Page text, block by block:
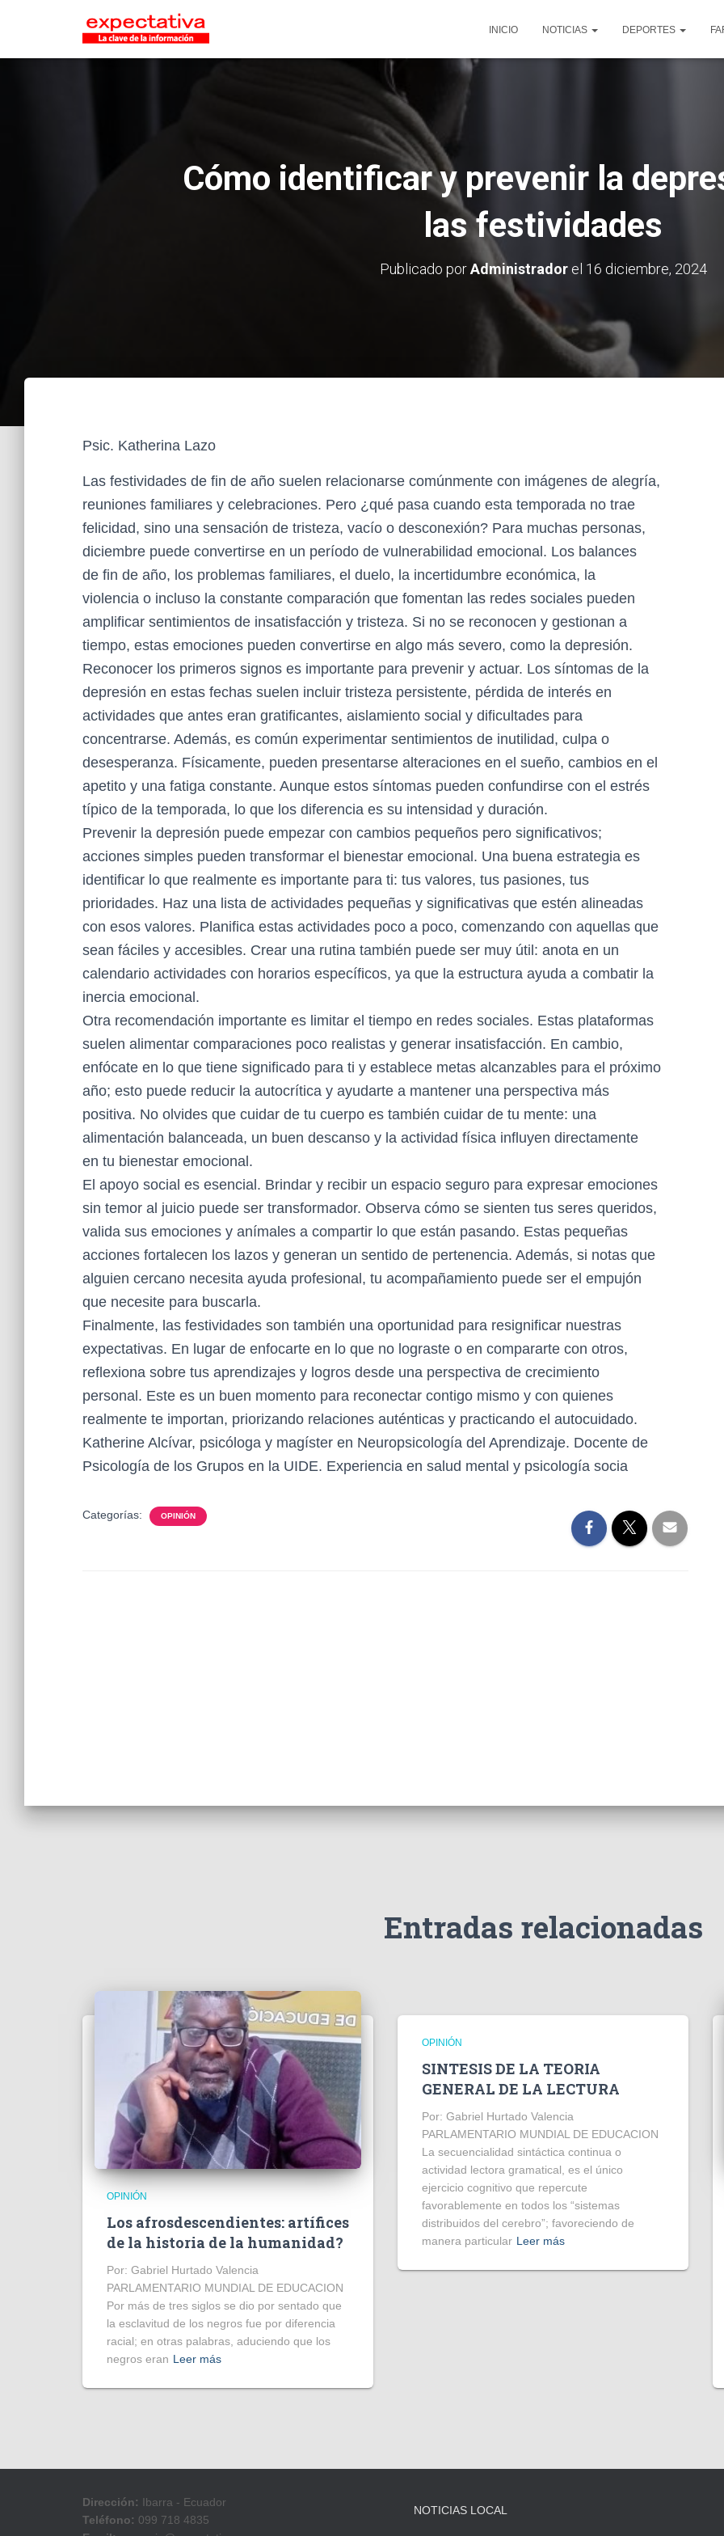
INICIO NOTICIAS DEPORTES
Cómo identificar y prevenir la
las festividades
Publicado porAdministradorel 16 diciembre, 2024
Psic. Katherina Lazo
Las festividades de fin de año suelen relacionarse comúnmente con imágenes de alegría,
reuniones familiares y celebraciones. Pero ¿qué pasa cuando esta temporada no trae
felicidad, sino una sensación de tristeza, vacío o desconexión? Para muchas personas,
diciembre puede convertirse en un período de vulnerabilidad emocional. Los balances
de fin de año, los problemas familiares, el duelo, la incertidumbre económica, la
violencia o incluso la constante comparación que fomentan las redes sociales pueden
amplificar sentimientos de insatisfacción y tristeza. Si no se reconocen y gestionan a
tiempo, estas emociones pueden convertirse en algo más severo, como la depresión.
Reconocer los primeros signos es importante para prevenir y actuar. Los síntomas de la
depresión en estas fechas suelen incluir tristeza persistente, pérdida de interés en
actividades que antes eran gratificantes, aislamiento social y dificultades para
concentrarse. Además, es común experimentar sentimientos de inutilidad, culpa o
desesperanza. Físicamente, pueden presentarse alteraciones en el sueño, cambios en el
apetito y una fatiga constante. Aunque estos síntomas pueden confundirse con el estrés
típico de la temporada, lo que los diferencia es su intensidad y duración.
Prevenir la depresión puede empezar con cambios pequeños pero significativos;
acciones simples pueden transformar el bienestar emocional. Una buena estrategia es
identificar lo que realmente es importante para ti: tus valores, tus pasiones, tus
prioridades. Haz una lista de actividades pequeñas y significativas que estén alineadas
con esos valores. Planifica estas actividades poco a poco, comenzando con aquellas que
sean fáciles y accesibles. Crear una rutina también puede ser muy útil: anota en un
calendario actividades con horarios específicos, ya que la estructura ayuda a combatir la
inercia emocional.
Otra recomendación importante es limitar el tiempo en redes sociales. Estas plataformas
suelen alimentar comparaciones poco realistas y generar insatisfacción. En cambio,
enfócate en lo que tiene significado para ti y establece metas alcanzables para el próximo
año; esto puede reducir la autocrítica y ayudarte a mantener una perspectiva más
positiva. No olvides que cuidar de tu cuerpo es también cuidar de tu mente: una
alimentación balanceada, un buen descanso y la actividad física influyen directamente
en tu bienestar emocional.
El apoyo social es esencial. Brindar y recibir un espacio seguro para expresar emociones
sin temor al juicio puede ser transformador. Observa cómo se sienten tus seres queridos,
valida sus emociones y anímales a compartir lo que están pasando. Estas pequeñas
acciones fortalecen los lazos y generan un sentido de pertenencia. Además, si notas que
alguien cercano necesita ayuda profesional, tu acompañamiento puede ser el empujón
que necesite para buscarla.
Finalmente, las festividades son también una oportunidad para resignificar nuestras
expectativas. En lugar de enfocarte en lo que no lograste o en compararte con otros,
reflexiona sobre tus aprendizajes y logros desde una perspectiva de crecimiento
personal. Este es un buen momento para reconectar contigo mismo y con quienes
realmente te importan, priorizando relaciones auténticas y practicando el autocuidado.
Katherine Alcívar, psicóloga y magíster en Neuropsicología del Aprendizaje. Docente de
Psicología de los Grupos en la UIDE. Experiencia en salud mental y psicología socia
Categorías: OPINIÓN
Entradas relacionadas
OPINIÓN
Los afrosdescendientes: artífices
de la historia de la humanidad?
Por: Gabriel Hurtado Valencia
PARLAMENTARIO MUNDIAL DE EDUCACION
Por más de tres siglos se dio por sentado que
la esclavitud de los negros fue por diferencia
racial; en otras palabras, aduciendo que los
negros eran Leer más
OPINIÓN
SINTESIS DE LA TEORIA
GENERAL DE LA LECTURA
Por: Gabriel Hurtado Valencia
PARLAMENTARIO MUNDIAL DE EDUCACION
La secuencialidad sintáctica continua o
actividad lectora gramatical, es el único
ejercicio cognitivo que repercute
favorablemente en todos los “sistemas
distribuidos del cerebro”; favoreciendo de
manera particular Leer más
Dirección: Ibarra - Ecuador
Teléfono: 099 718 4835
NOTICIAS LOCAL